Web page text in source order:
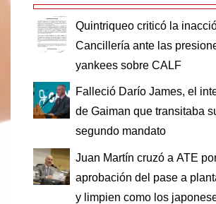
Quintriqueo criticó la
Cancillería ante las
yankees sobre CALF
Falleció Darío James, el
de Gaiman que transitaba
segundo mandato
Juan Martín cruzó a ATE
aprobación del pase a
y limpien como los